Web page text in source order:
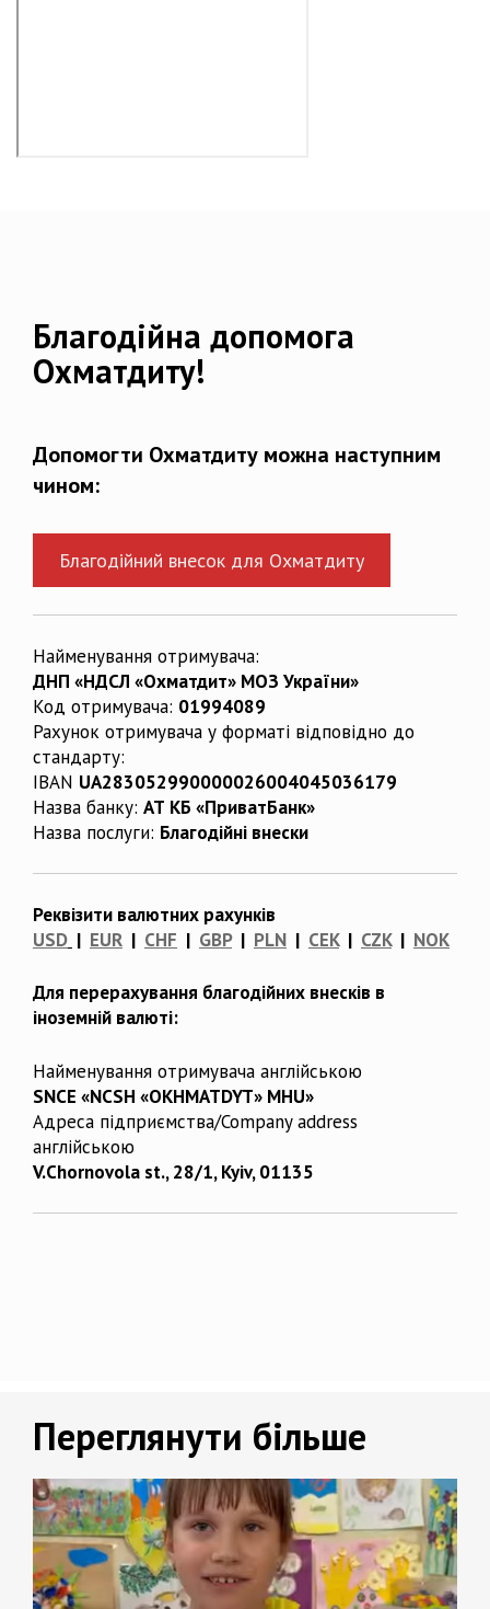
Благодійна допомога
Охматдиту!
Допомогти Охматдиту можна наступним
чином:
Благодійний внесок для Охматдиту
Найменування отримувача:
ДНП «НДСЛ «Охматдит» МОЗ України»
Код отримувача: 01994089
Рахунок отримувача у форматі відповідно до
стандарту:
IBAN UA283052990000026004045036179
Назва банку: АТ КБ «ПриватБанк»
Назва послуги: Благодійні внески
Реквізити валютних рахунків
USD | EUR | CHF | GBP| PLN | CEK| CZK| NOK
Для перерахування благодійних внесків в
іноземній валюті:
Найменування отримувача англійською
SNCE «NCSH «OKHMATDYT» MHU»
Адреса підприємства/Company address
англійською
V.Chornovola st., 28/1, Kyiv, 01135
Переглянути більше